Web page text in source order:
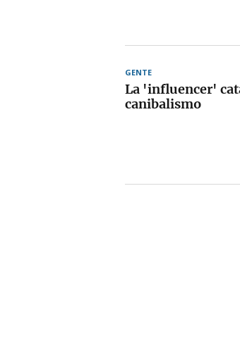
GENTE
La 'influencer'
canibalismo